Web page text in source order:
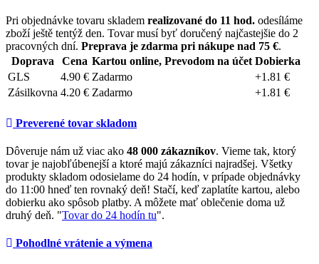
Pri objednávke tovaru skladem realizované do 11 hod. odesíláme
zboží ještě tentýž den. Tovar musí byť doručený najčastejšie do 2
pracovných dní. Preprava je zdarma pri nákupe nad 75 €.
Doprava
Cena Kartou online, Prevodom na účet Dobierka
GLS
4.90 € Zadarmo
+1.81 €
Zásilkovna 4.20 € Zadarmo +1.81 €
Preverené tovar skladom
Dôveruje nám už viac ako 48 000 zákazníkov. Vieme tak, ktorý
tovar je najobľúbenejší a ktoré majú zákazníci najradšej. Všetky
produkty skladom odosielame do 24 hodín, v prípade objednávky
do 11:00 hneď ten rovnaký deň! Stačí, keď zaplatíte kartou, alebo
dobierku ako spôsob platby. A môžete mať oblečenie doma už
druhý deň. "Tovar do 24 hodín tu".
Pohodlné vrátenie a výmena